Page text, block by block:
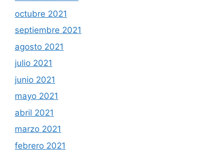
octubre 2021
septiembre 2021
agosto 2021
julio 2021
junio 2021
mayo 2021
abril 2021
marzo 2021
febrero 2021